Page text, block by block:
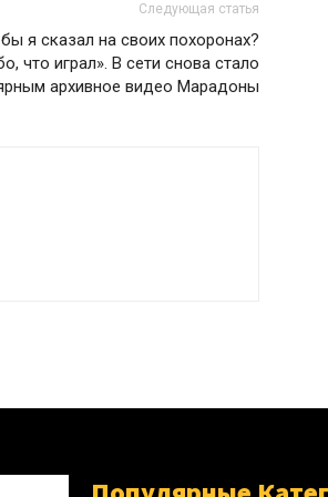
Следующая статья
я сказал на своих похоронах?
что играл». В сети снова стало
архивное видео Марадоны